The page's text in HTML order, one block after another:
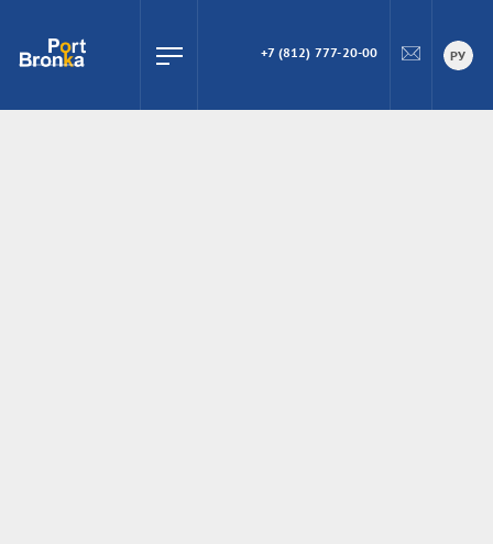
ПОИСК
+7 (812) 777-20-00 РУ